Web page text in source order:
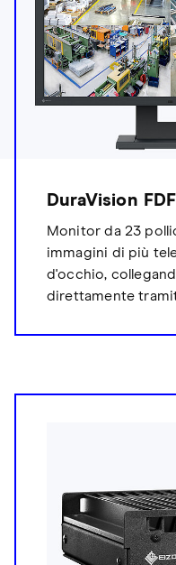
DuraVision
Monitor da 23
immagini di più
d'occhio,
direttamente